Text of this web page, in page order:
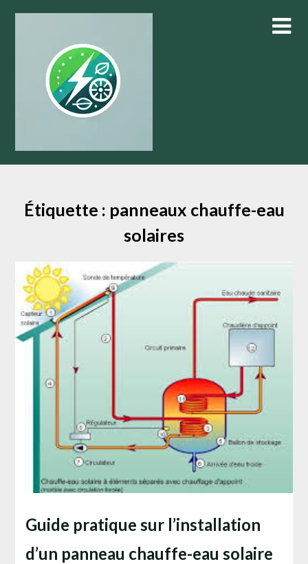
Étiquette : panneaux chauffe-eau
solaires
Guide pratique sur l’installation
d’un panneau chauffe-eau solaire